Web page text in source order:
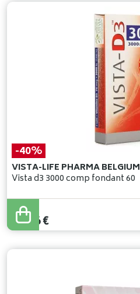
-40%
VISTA-LIFE PHARMA BELGIUM
Vista d3 3000 comp fondant 60
19,94
11,96€